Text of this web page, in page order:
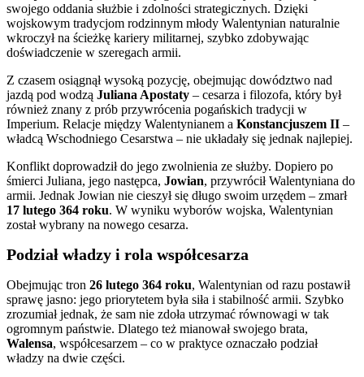
swojego oddania służbie i zdolności strategicznych. Dzięki
wojskowym tradycjom rodzinnym młody Walentynian naturalnie
wkroczył na ścieżkę kariery militarnej, szybko zdobywając
doświadczenie w szeregach armii.
Z czasem osiągnął wysoką pozycję, obejmując dowództwo nad
jazdą pod wodzą Juliana Apostaty – cesarza i filozofa, który był
również znany z prób przywrócenia pogańskich tradycji w
Imperium. Relacje między Walentynianem a Konstancjuszem II –
władcą Wschodniego Cesarstwa – nie układały się jednak najlepiej.
Konflikt doprowadził do jego zwolnienia ze służby. Dopiero po
śmierci Juliana, jego następca, Jowian, przywrócił Walentyniana do
armii. Jednak Jowian nie cieszył się długo swoim urzędem – zmarł
17 lutego 364 roku. W wyniku wyborów wojska, Walentynian
został wybrany na nowego cesarza.
Podział władzy i rola współcesarza
Obejmując tron 26 lutego 364 roku, Walentynian od razu postawił
sprawę jasno: jego priorytetem była siła i stabilność armii. Szybko
zrozumiał jednak, że sam nie zdoła utrzymać równowagi w tak
ogromnym państwie. Dlatego też mianował swojego brata,
Walensa, współcesarzem – co w praktyce oznaczało podział
władzy na dwie części.